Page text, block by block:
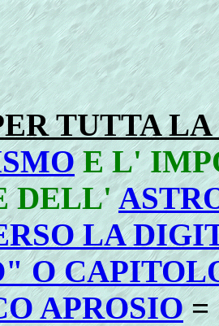
TUTTA
E L'
DELL'
LA
O
APROSIO=